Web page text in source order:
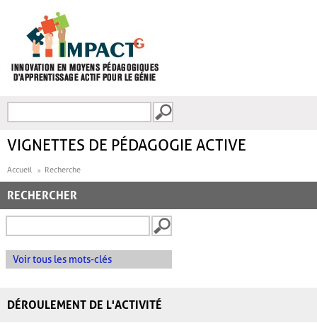
FORMULAIRE DE
VIGNETTES DE PÉDAGOGIE ACTIVE
Accueil Recherche
RECHERCHER
Voir tous les mots-clés
DÉROULEMENT DE L'ACTIVITÉ